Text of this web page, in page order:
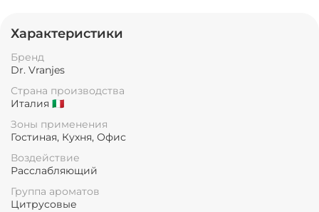
Характеристики
Бренд
Dr. Vranjes
Страна производства
Италия 🇮🇹
Зоны применения
Гостиная, Кухня, Офис
Воздействие
Расслабляющий
Группа ароматов
Цитрусовые